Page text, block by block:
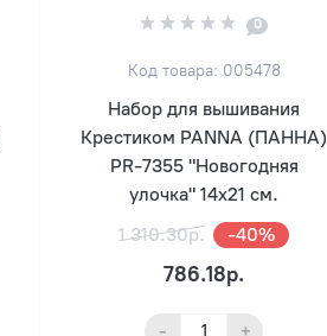
0
Код товара: 005478
Набор для вышивания
Крестиком PANNA (ПАННА)
PR-7355 "Новогодняя
улочка" 14х21 см.
1 310.30р.
-40%
786.18р.
- +